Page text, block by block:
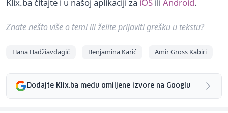
Znate nešto više o temi ili želite prijaviti grešku u tekstu?
Hana Hadžiavdagić Benjamina Karić Amir Gross Kabiri
Dodajte Klix.ba među omiljene izvore na Googlu